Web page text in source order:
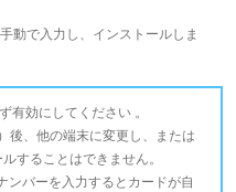
動で入力し、インストールしま
有効にしてください 。
後、他の端末に変更し、または
することはできません。
ンバーを入力するとカードが自